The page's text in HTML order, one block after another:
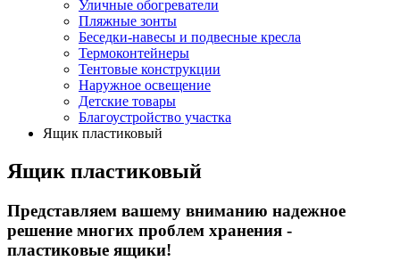
Уличные обогреватели
Пляжные зонты
Беседки-навесы и подвесные кресла
Термоконтейнеры
Тентовые конструкции
Наружное освещение
Детские товары
Благоустройство участка
Ящик пластиковый
Ящик пластиковый
Представляем вашему вниманию надежное
решение многих проблем хранения -
пластиковые ящики!